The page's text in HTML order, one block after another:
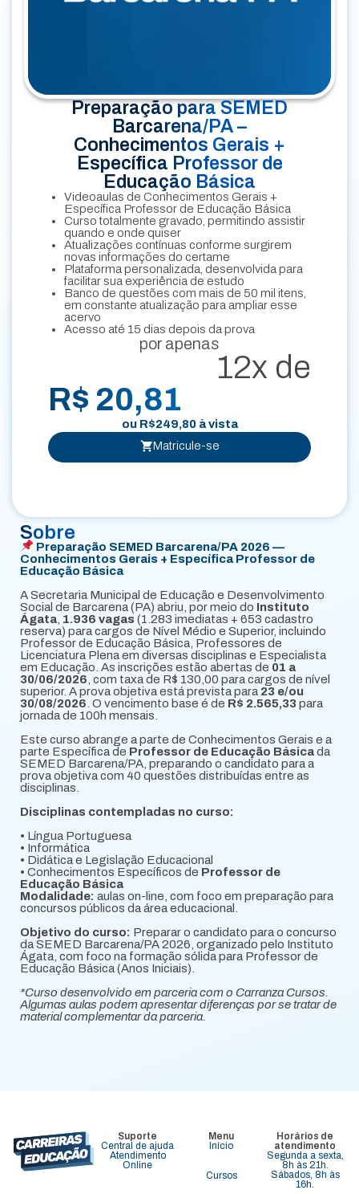
Sobre
Preparação SEMED Barcarena/PA 2026 —
Conhecimentos Gerais + Específica Professor de
Educação Básica
A Secretaria Municipal de Educação e Desenvolvimento
Social de Barcarena (PA) abriu, por meio do Instituto
Ágata 1.936 vagas (1.283 imediatas + 653 cadastro
reserva) para cargos de Nível Médio e Superior, incluindo
Professor de Educação Básica, Professores de
Licenciatura Plena em diversas disciplinas e Especialista
em Educação. As inscrições estão abertas de 01 a
30/06/2026 , com taxa de R$ 130,00 para cargos de nível
superior. A prova objetiva está prevista para 23 e/ou
30/08/2026 . O vencimento base é de R$ 2.565,33 para
jornada de 100h mensais.
Este curso abrange a parte de Conhecimentos Gerais e a
parte Específica de Professor de Educação Básicada
SEMED Barcarena/PA, preparando o candidato para a
prova objetiva com 40 questões distribuídas entre as
disciplinas.
Disciplinas contempladas no curso:
• Língua Portuguesa
• Informática
• Didática e Legislação Educacional
• Conhecimentos Específicos de Professor de
Educação Básica
Modalidade: aulas on-line, com foco em preparação para
concursos públicos da área educacional.
Objetivo do curso: Preparar o candidato para o concurso
da SEMED Barcarena/PA 2026, organizado pelo Instituto
Ágata, com foco na formação sólida para Professor de
Educação Básica (Anos Iniciais).
*Curso desenvolvido em parceria com o Carranza Cursos.
Algumas aulas podem apresentar diferenças por se tratar de
material complementar da parceria.
Preparação para SEMED
Barcarena/PA –
Conhecimentos Gerais +
Específica Professor de
Educação Básica
Videoaulas de Conhecimentos Gerais +
Específica Professor de Educação Básica
Curso totalmente gravado, permitindo assistir
quando e onde quiser
Atualizações contínuas conforme surgirem
novas informações do certame
Plataforma personalizada, desenvolvida para
facilitar sua experiência de estudo
Banco de questões com mais de 50 mil itens,
em constante atualização para ampliar esse
acervo
Acesso até 15 dias depois da prova
por apenas
12x de
R$ 20,81
ou R$249,80à vista
Matricule-se
Suporte
Central de ajuda
Atendimento
Online
Menu
Início
Cursos
Horários de
atendimento
Segunda a sexta,
8h às 21h.
Sábados, 8h às
16h.